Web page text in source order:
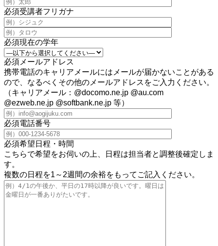
必須受講者フリガナ
必須現在の学年
必須 メールアドレス
携帯電話のキャリアメールにはメールが届かないことがある
ので、なるべくその他のメールアドレスをご入力ください。
（キャリアメール：@docomo.ne.jp @au.com
@ezweb.ne.jp @softbank.ne.jp 等）
必須電話番号
必須希望日程・時間
こちらで希望をお伺いの上、日程は担当者と調整後確定しま
す。
複数の日程を1～2週間の余裕をもってご記入ください。